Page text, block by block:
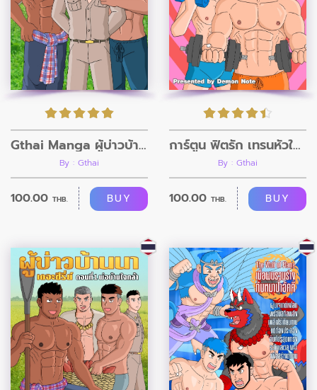
Gthai Manga ผู้บ่าวบ้านนา ตอนที่2
By : Gthai
100.00 THB. BUY
การ์ตูน ฟิตรัก เทรนหัวใจ ตอนที่11 อวสาน
By : Gthai
100.00 THB. BUY